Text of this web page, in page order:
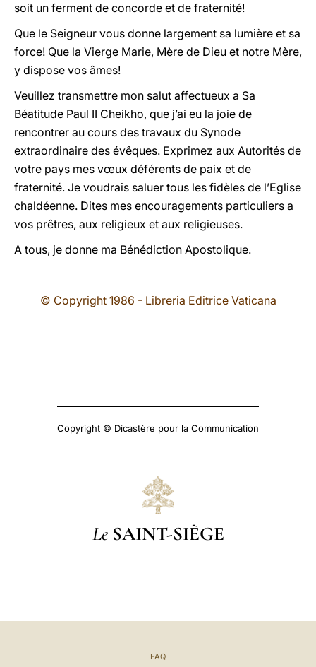
soit un ferment de concorde et de fraternité!
Que le Seigneur vous donne largement sa lumière et sa
force! Que la Vierge Marie, Mère de Dieu et notre Mère,
y dispose vos âmes!
Veuillez transmettre mon salut affectueux a Sa
Béatitude Paul II Cheikho, que j’ai eu la joie de
rencontrer au cours des travaux du Synode
extraordinaire des évêques. Exprimez aux Autorités de
votre pays mes vœux déférents de paix et de
fraternité. Je voudrais saluer tous les fidèles de l’Eglise
chaldéenne. Dites mes encouragements particuliers a
vos prêtres, aux religieux et aux religieuses.
A tous, je donne ma Bénédiction Apostolique.
© Copyright 1986 - Libreria Editrice Vaticana
Copyright © Dicastère pour la Communication
Le SAINT-SIÈGE
FAQ